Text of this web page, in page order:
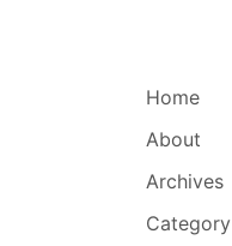
Home
About
Archives
Category